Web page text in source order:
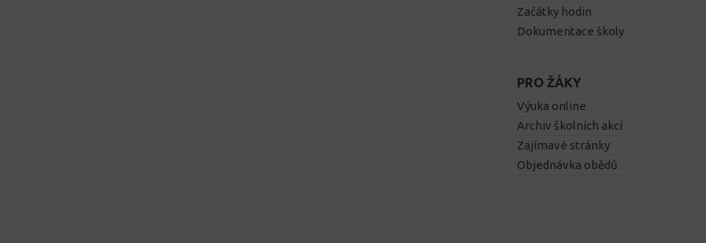
Začátky hodin
Dokumentace školy
PRO ŽÁKY
Výuka online
Archiv školních akcí
Zajímavé stránky
Objednávka obědů